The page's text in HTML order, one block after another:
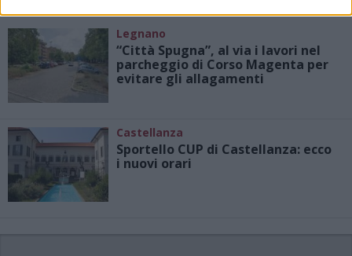
Legnano
“Città Spugna”, al via i lavori nel
parcheggio di Corso Magenta per
evitare gli allagamenti
Castellanza
Sportello CUP di Castellanza: ecco
i nuovi orari